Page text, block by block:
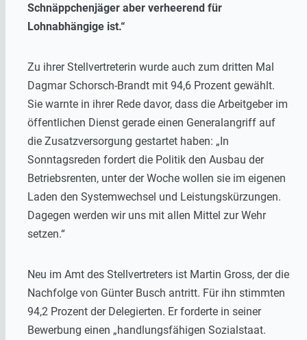
Schnäppchenjäger aber verheerend für
Lohnabhängige ist.“
Zu ihrer Stellvertreterin wurde auch zum dritten Mal
Dagmar Schorsch-Brandt mit 94,6 Prozent gewählt.
Sie warnte in ihrer Rede davor, dass die Arbeitgeber im
öffentlichen Dienst gerade einen Generalangriff auf
die Zusatzversorgung gestartet haben: „In
Sonntagsreden fordert die Politik den Ausbau der
Betriebsrenten, unter der Woche wollen sie im eigenen
Laden den Systemwechsel und Leistungskürzungen.
Dagegen werden wir uns mit allen Mittel zur Wehr
setzen.“
Neu im Amt des Stellvertreters ist Martin Gross, der die
Nachfolge von Günter Busch antritt. Für ihn stimmten
94,2 Prozent der Delegierten. Er forderte in seiner
Bewerbung einen „handlungsfähigen Sozialstaat.